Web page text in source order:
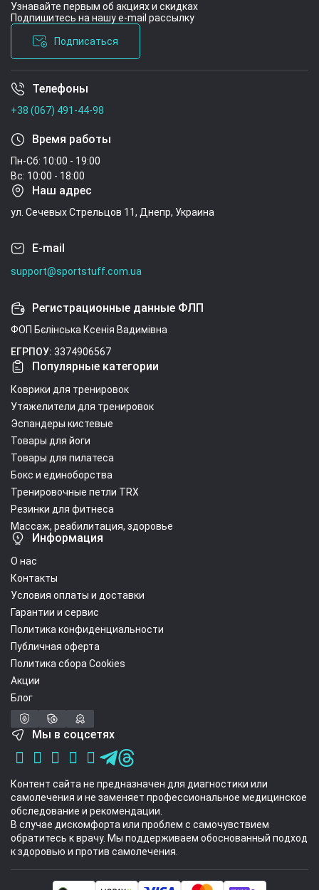
Узнавайте первым об акциях и скидках
Подпишитесь на нашу e-mail рассылку
Подписаться
Условия соглашения
Телефоны
+38 (067) 491-44-98
Время работы
Пн-Сб: 10:00 - 19:00
Вс: 10:00 - 18:00
Наш адрес
ул. Сечевых Стрельцов 11, Днепр, Украина
E-mail
support@sportstuff.com.ua
Регистрационные данные ФЛП
ФОП Бєлінська Ксенія Вадимівна
ЕГРПОУ: 3374906567
Популярные категории
Коврики для тренировок
Утяжелители для тренировок
Эспандеры кистевые
Товары для йоги
Товары для пилатеса
Бокс и единоборства
Тренировочные петли TRX
Резинки для фитнеса
Массаж, реабилитация, здоровье
Информация
О нас
Контакты
Условия оплаты и доставки
Гарантии и сервис
Политика конфиденциальности
Публичная оферта
Политика сбора Cookies
Акции
Блог
Мы в соцсетях
Контент сайта не предназначен для диагностики или
самолечения и не заменяет профессиональное медицинское
обследование и рекомендации.
В случае дискомфорта или проблем с самочувствием
обратитесь к врачу. Мы поддерживаем обоснованный подход
к здоровью и против самолечения.